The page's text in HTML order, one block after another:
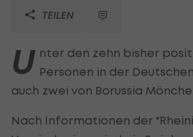
TEILEN
U nter den zehn bisher
Personen in der
auch zwei von Borussia
Nach Informationen der